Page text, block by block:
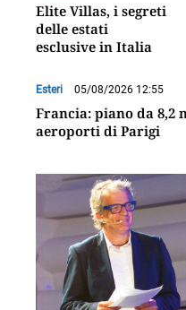
Elite Villas, i segreti
delle estati
esclusive in Italia
Esteri 05/08/2026 12:55
Francia: piano da
aeroporti di Parigi